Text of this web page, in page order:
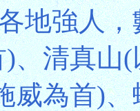
地強人
、清真山
威為首)